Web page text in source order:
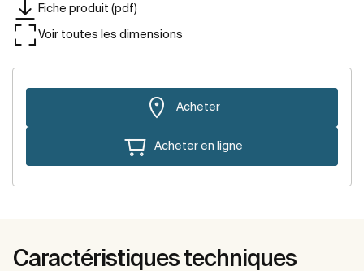
Fiche produit (pdf)
Voir toutes les dimensions
Acheter
Acheter en ligne
Caractéristiques techniques